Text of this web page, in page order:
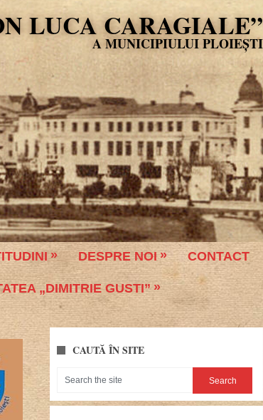
LUCA CARAGIALE”
DESPRE NOI CONTACT
„DIMITRIE GUSTI”
CAUTĂ ÎN SITE